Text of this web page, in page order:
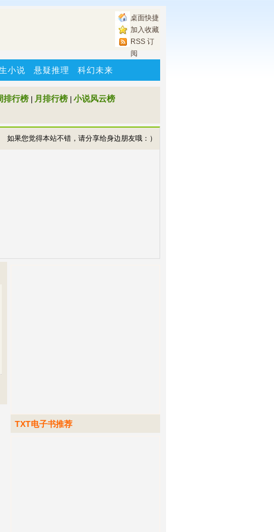
桌面快捷
加入收藏
RSS 订
阅
小说 悬疑推理 科幻未来
排行榜 月排行榜 小说风云榜
如果您觉得本站不错，请分享给身边朋友哦：）
TXT电子书推荐